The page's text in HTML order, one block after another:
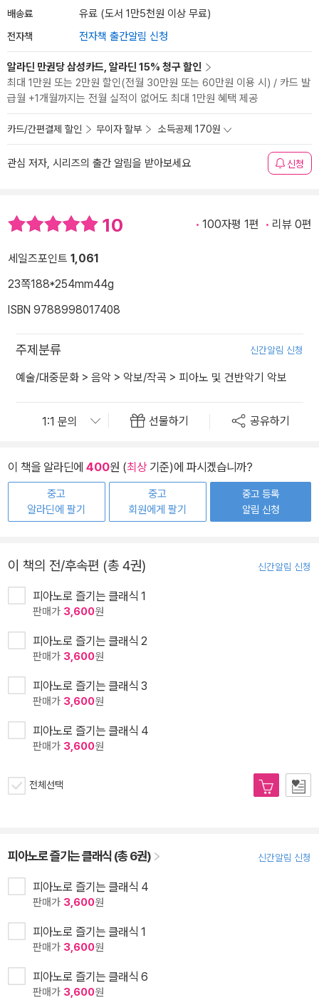
배송료 유료 (도서 1만5천원 이상 무료)
전자책 전자책 출간알림 신청
알라딘 만권당 삼성카드, 알라딘 15% 청구 할인
최대 1만원 또는 2만원 할인(전월 30만원 또는 60만원 이용 시) / 카드 발
급월 +1개월까지는 전월 실적이 없어도 최대 1만원 혜택 제공
카드/간편결제 할인 무이자 할부 소득공제 170원
관심 저자, 시리즈의 출간 알림을 받아보세요 신청
10 100자평 1편 리뷰 0편
세일즈포인트 1,061
23쪽188*254mm44g
ISBN 9788998017408
주제분류 신간알림 신청
예술/대중문화 > 음악 > 악보/작곡 > 피아노 및 건반악기 악보
선물하기 공유하기
이 책을 알라딘에 400원 (최상기준)에 파시겠습니까?
중고
알라딘에 팔기
중고
회원에게 팔기
중고 등록
알림 신청
이 책의 전/후속편 (총 4권) 신간알림 신청
피아노로 즐기는 클래식 1
판매가 3,600원
피아노로 즐기는 클래식 2
판매가 3,600원
피아노로 즐기는 클래식 3
판매가 3,600원
피아노로 즐기는 클래식 4
판매가 3,600원
전체선택
피아노로 즐기는 클래식 (총 6권) 신간알림 신청
피아노로 즐기는 클래식 4
판매가 3,600원
피아노로 즐기는 클래식 1
판매가 3,600원
피아노로 즐기는 클래식 6
판매가 3,600원